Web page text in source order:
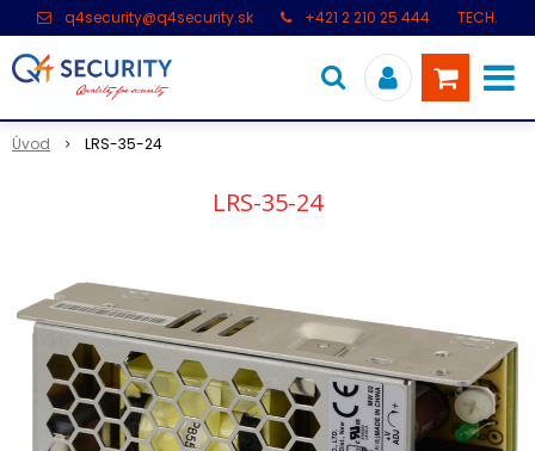
q4security@q4security.sk +421 2 210 25 444
TECH.
Úvod LRS-35-24
LRS-35-24